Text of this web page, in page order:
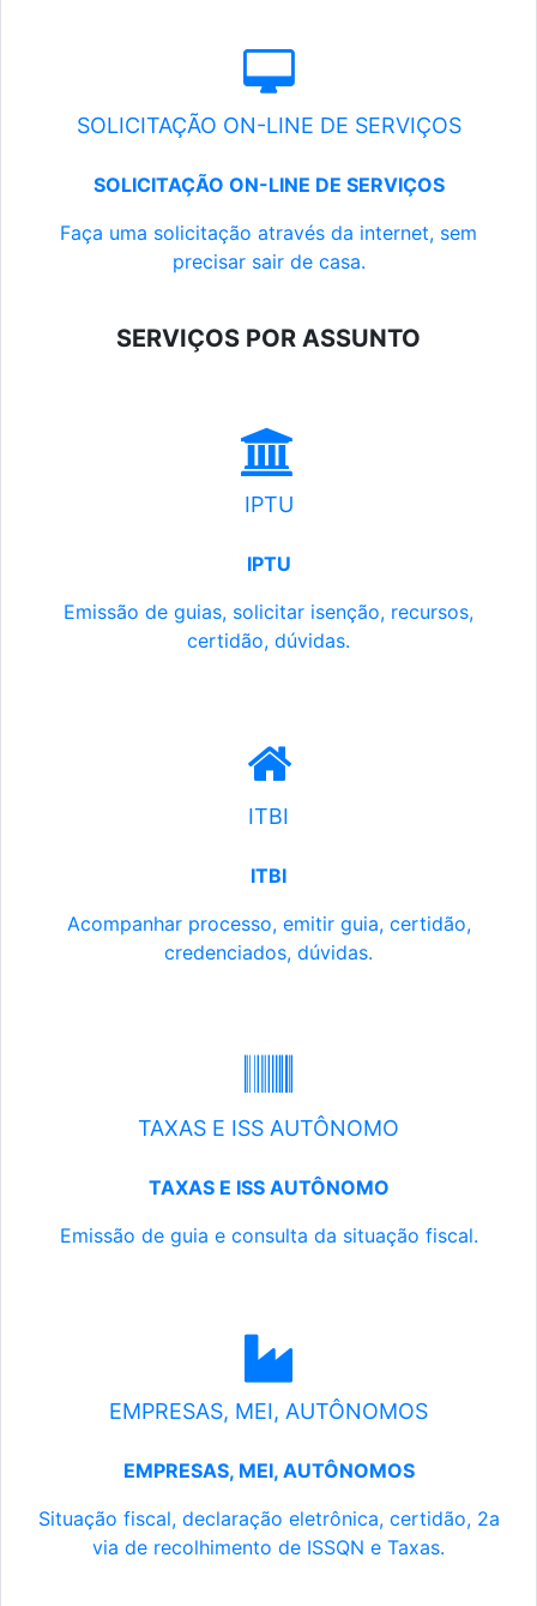
SOLICITAÇÃO ON-LINE DE SERVIÇOS
SOLICITAÇÃO ON-LINE DE SERVIÇOS
Faça uma solicitação através da internet, sem
precisar sair de casa.
SERVIÇOS POR ASSUNTO
IPTU
IPTU
Emissão de guias, solicitar isenção, recursos,
certidão, dúvidas.
ITBI
ITBI
Acompanhar processo, emitir guia, certidão,
credenciados, dúvidas.
TAXAS E ISS AUTÔNOMO
TAXAS E ISS AUTÔNOMO
Emissão de guia e consulta da situação fiscal.
EMPRESAS, MEI, AUTÔNOMOS
EMPRESAS, MEI, AUTÔNOMOS
Situação fiscal, declaração eletrônica, certidão, 2a
via de recolhimento de ISSQN e Taxas.